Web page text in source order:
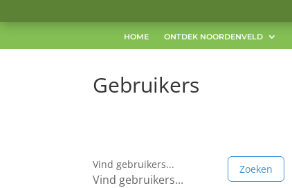
HOME ONTDEK NOORDENVELD
Gebruikers
Vind gebruikers...
Vind gebruikers...
Zoeken